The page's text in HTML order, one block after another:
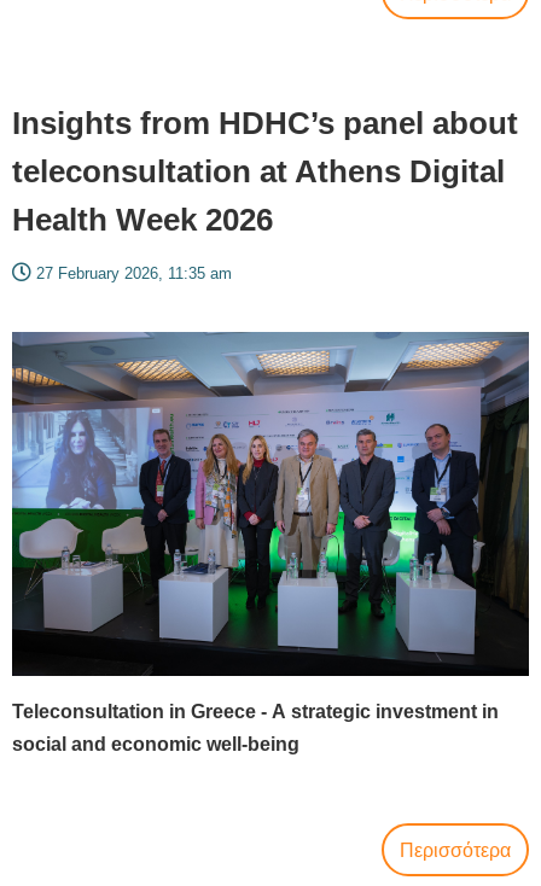
Insights from HDHC’s panel about
teleconsultation at Athens Digital
Health Week 2026
27 February 2026, 11:35 am
Teleconsultation in Greece - Α strategic investment in
social and economic well-being
Περισσότερα